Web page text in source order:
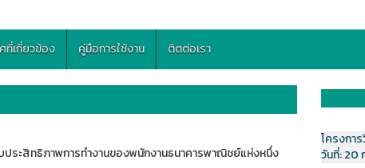
ที่เกี่ยวข้อง คู่มือการใช้งาน ติตต่อเรา
ระสิทธิภาพการทำงานของพนักงานธนาคารพาณิชย์แห่งหนึ่ง
โครงกา
วันที่:20